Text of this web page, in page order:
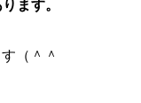
ます。
（＾＾